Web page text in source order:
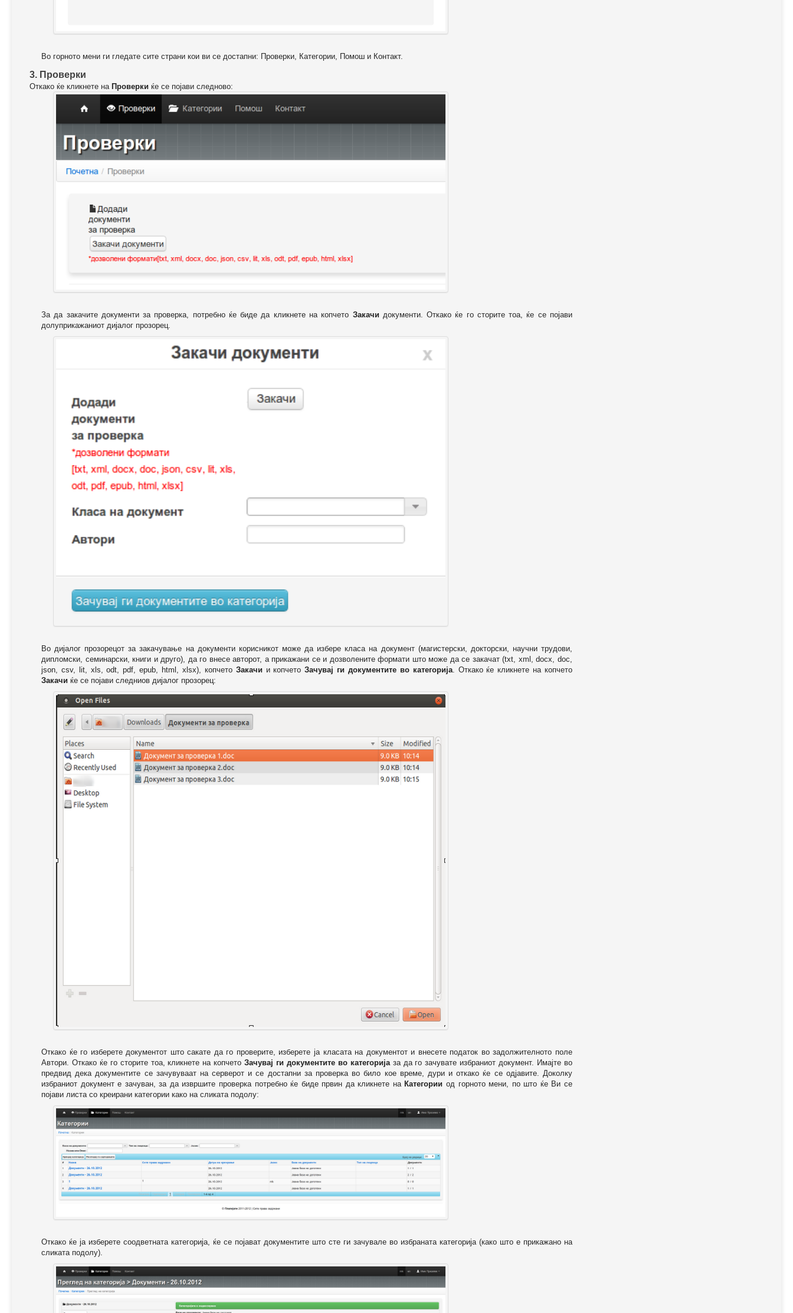
Во горното мени ги гледате сите страни кои ви се достапни: Проверки, Категории, Помош и Контакт.
3. Проверки
Откако ќе кликнете на Проверки ќе се појави следново:
За да закачите документи за проверка, потребно ќе биде да кликнете на копчето Закачи документи. Откако ќе го сторите тоа, ќе се појави
долуприкажаниот дијалог прозорец.
Во дијалог прозорецот за закачување на документи корисникот може да избере класа на документ (магистерски, докторски, научни трудови,
дипломски, семинарски, книги и друго), да го внесе авторот, а прикажани се и дозволените формати што може да се закачат (txt, xml, docx, doc,
json, csv, lit, xls, odt, pdf, epub, html, xlsx), копчето Закачи и копчетоЗачувај ги документите во категорија. Откако ќе кликнете на копчето
Закачи ќе се појави следниов дијалог прозорец:
Откако ќе го изберете документот што сакате да го проверите, изберете ја класата на документот и внесете податок во задолжителното поле
Автори. Откако ќе го сторите тоа, кликнете на копчетоЗачувај ги документите во категоријаза да го зачувате избраниот документ. Имајте во
предвид дека документите се зачувуваат на серверот и се достапни за проверка во било кое време, дури и откако ќе се одјавите. Доколку
избраниот документ е зачуван, за да извршите проверка потребно ќе биде првин да кликнете на Категории од горното мени, по што ќе Ви се
појави листа со креирани категории како на сликата подолу:
Откако ќе ја изберете соодветната категорија, ќе се појават документите што сте ги зачувале во избраната категорија (како што е прикажано на
сликата подолу).